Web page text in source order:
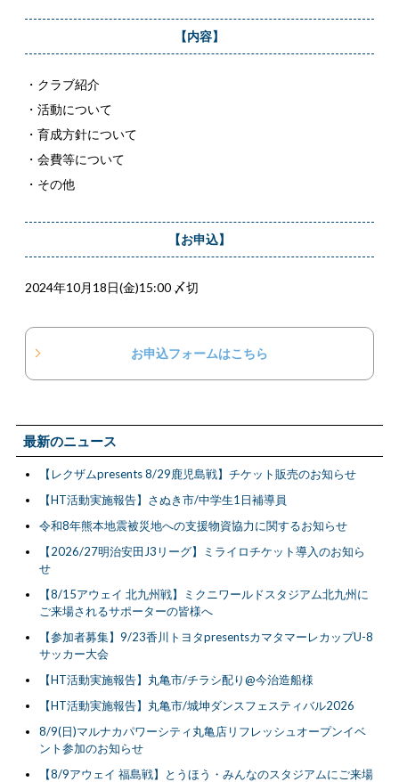
【内容】
・クラブ紹介
・活動について
・育成方針について
・会費等について
・その他
【お申込】
2024年10月18日(金)15:00 〆切
お申込フォームはこちら
最新のニュース
【レクザムpresents 8/29鹿児島戦】チケット販売のお知らせ
【HT活動実施報告】さぬき市/中学生1日補導員
令和8年熊本地震被災地への支援物資協力に関するお知らせ
【2026/27明治安田J3リーグ】ミライロチケット導入のお知ら
せ
【8/15アウェイ 北九州戦】ミクニワールドスタジアム北九州に
ご来場されるサポーターの皆様へ
【参加者募集】9/23香川トヨタpresentsカマタマーレカップU-8
サッカー大会
【HT活動実施報告】丸亀市/チラシ配り@今治造船様
【HT活動実施報告】丸亀市/城坤ダンスフェスティバル2026
8/9(日)マルナカパワーシティ丸亀店リフレッシュオープンイベ
ント参加のお知らせ
【8/9アウェイ 福島戦】とうほう・みんなのスタジアムにご来場